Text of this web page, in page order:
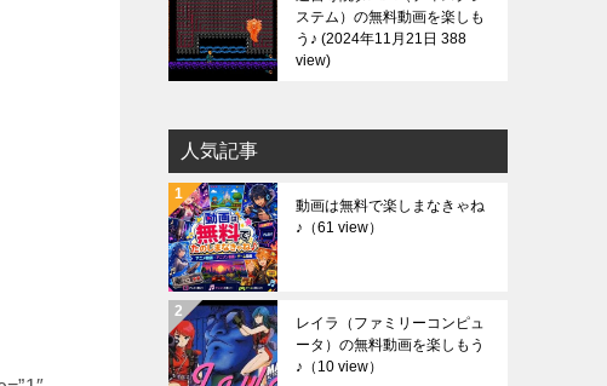
ステム）の無料動画を楽しも
う♪ 2024年11月21日 388
view
人気記事
動画は無料で楽しまなきゃね
♪ （61 view）
レイラ（ファミリーコンピュ
ータ）の無料動画を楽しもう
♪ （10 view）